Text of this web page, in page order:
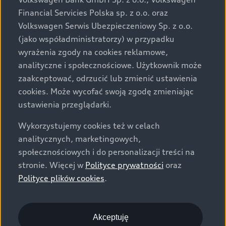
za dopłatą. Wiążące ustalenie ceny, wyposażenia i
specyfikacji pojazdu następują w umowie sprzedaży, a
określenie parametrów technicznych zawiera
świadectwo homologacji typu pojazdu. Zastrzegamy
sobie prawo do zmian i pomyłek. Wszelkie informacje
prezentowane na stronie są aktualne na dzień ich
zamieszczania. W celu uzyskania najnowszych
informacji prosimy kontaktować się z Partnerem Marki
Audi.
Wszystkie produkowane obecnie samochody marki Audi
są wykonywane z materiałów spełniających pod
względem możliwości odzysku i recyklingu wymagania
określone w normie ISO 22628 i są zgodne z
europejskimi świadectwami homologacji wydanymi wg
o.o. podlega obowiązkowi zapewnienia wszystkim
użytkownikom samochodów marki Volkswagen sieci
Financial Servicies Polska sp. z o.o. oraz
Volkswagen Serwis Ubezpieczeniowy Sp. z o.o.
(jako współadministratorzy) w przypadku
wyrażenia zgody na cookies reklamowe,
analityczne i społecznościowe. Użytkownik może
zaakceptować, odrzucić lub zmienić ustawienia
cookies. Może wycofać swoją zgodę zmieniając
ustawienia przeglądarki.
Wykorzystujemy cookies też w celach
analitycznych, marketingowych,
społecznościowych i do personalizacji treści na
stronie. Więcej w Polityce prywatności oraz
Polityce plików cookies.
Akceptuję